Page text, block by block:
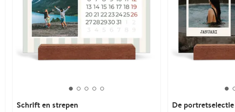
Schrift en strepen De portretselectie